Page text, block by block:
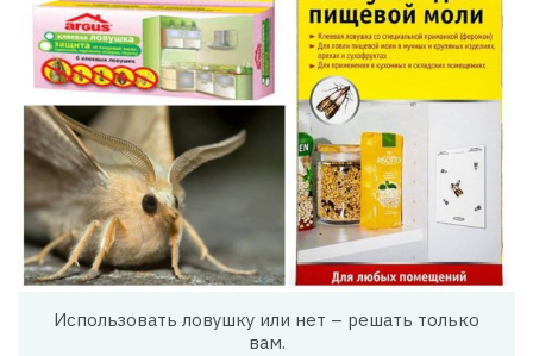
Использовать ловушку или нет – решать только
вам.